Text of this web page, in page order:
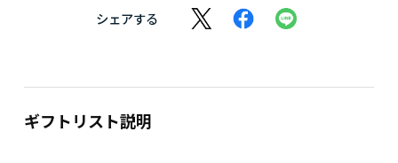
シェアする
ギフトリスト説明